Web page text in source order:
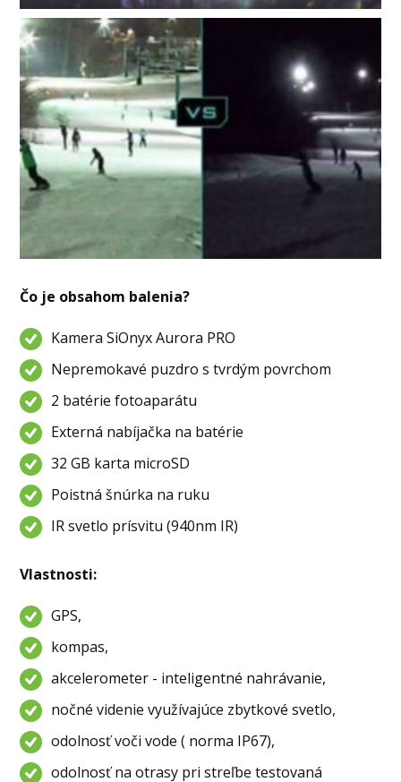
Čo je obsahom balenia?
Kamera SiOnyx Aurora PRO
Nepremokavé puzdro s tvrdým povrchom
2 batérie fotoaparátu
Externá nabíjačka na batérie
32 GB karta microSD
Poistná šnúrka na ruku
IR svetlo prísvitu (940nm IR)
Vlastnosti:
GPS,
kompas,
akcelerometer - inteligentné nahrávanie,
nočné videnie využívajúce zbytkové svetlo,
odolnosť voči vode ( norma IP67),
odolnosť na otrasy pri streľbe testovaná